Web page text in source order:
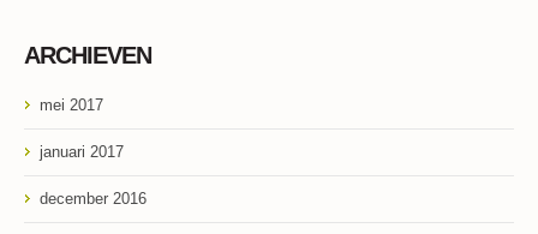
ARCHIEVEN
mei 2017
januari 2017
december 2016